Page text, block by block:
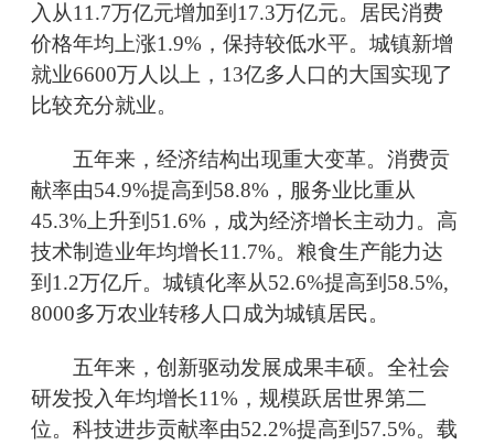
入从11.7万亿元增加到17.3万亿元。居民消费
价格年均上涨1.9%，保持较低水平。城镇新增
就业6600万人以上，13亿多人口的大国实现了
比较充分就业。
五年来，经济结构出现重大变革。消费贡
献率由54.9%提高到58.8%，服务业比重从
45.3%上升到51.6%，成为经济增长主动力。高
技术制造业年均增长11.7%。粮食生产能力达
到1.2万亿斤。城镇化率从52.6%提高到58.5%,
8000多万农业转移人口成为城镇居民。
五年来，创新驱动发展成果丰硕。全社会
研发投入年均增长11%，规模跃居世界第二
位。科技进步贡献率由52.2%提高到57.5%。载